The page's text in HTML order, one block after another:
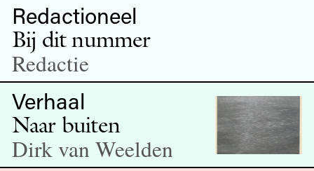
Redactioneel
Bij dit nummer
Redactie
Verhaal
Naar buiten
Dirk van Weelden